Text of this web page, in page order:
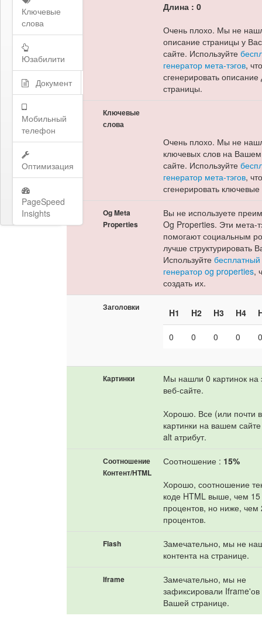
Ключевые
слова
Юзабилити
Документ
Мобильный
телефон
Оптимизация
PageSpeed
Insights
Длина : 0
Очень плохо. Мы не
описание страницы у
сайте. Используйте
генератор мета-тэгов,
сгенерировать описание
страницы.
Ключевые
слова
Очень плохо. Мы не
ключевых слов на
сайте. Используйте
генератор мета-тэгов,
сгенерировать
Og Meta
Properties
Вы не используете
Og Properties. Эти мета-
помогают социальным
лучше структурировать
Используйтебесплатный
генератор og properties,
создать их.
Заголовки H1 H2 H3 H4
0 0 0 0
Картинки
Мы нашли 0 картинок на
веб-сайте.
Хорошо. Все (или почти
картинки на вашем
alt атрибут.
Соотношение
Контент/HTML
Соотношение : 15%
Хорошо, соотношение
коде HTML выше, чем 15
процентов, но ниже, чем
процентов.
Flash
Замечательно, мы не
контента на странице.
Iframe
Замечательно, мы не
зафиксировали
Вашей странице.